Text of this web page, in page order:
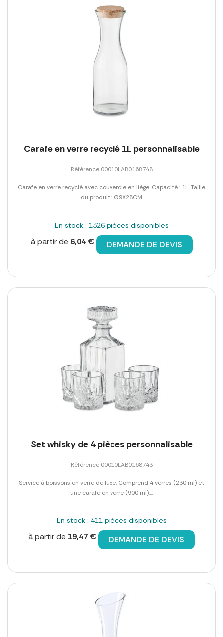
Carafe en verre recyclé 1L personnalisable
Référence 00010LAB0168748
Carafe en verre recyclé avec couvercle en liège. Capacité : 1L. Taille
du produit : Ø9X28CM
En stock : 1326 pièces disponibles
à partir de 6,04 € DEMANDE DE DEVIS
Set whisky de 4 pièces personnalisable
Référence 00010LAB0168743
Service à boissons en verre de luxe. Comprend 4 verres (230 ml) et
une carafe en verre (900 ml)....
En stock : 411 pièces disponibles
à partir de 19,47 € DEMANDE DE DEVIS